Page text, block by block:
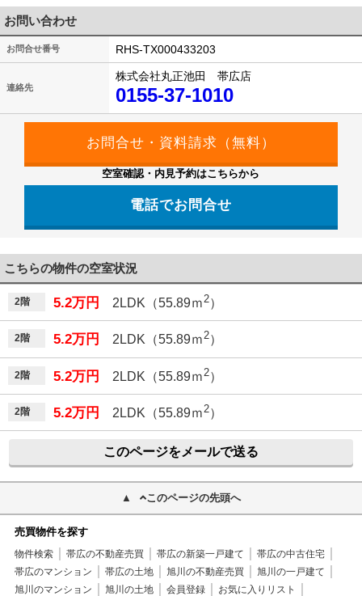
お問い合わせ
お問合せ番号 RHS-TX000433203
連絡先
株式会社丸正池田 帯広店
0155-37-1010
空室確認・内見予約はこちらから
電話でお問合せ
こちらの物件の空室状況
2階 5.2万円 2LDK（55.89ｍ2）
2階 5.2万円 2LDK（55.89ｍ2）
2階 5.2万円 2LDK（55.89ｍ 2）
2階 5.2万円 2LDK（55.89ｍ 2）
このページをメールで送る
このページの先頭へ
売買物件を探す
物件検索 帯広の不動産売買 帯広の新築一戸建て
帯広の中古住宅
帯広のマンション
帯広の土地 旭川の不動産売買
旭川の一戸建て
旭川のマンション
旭川の土地 会員登録 お気に入りリスト